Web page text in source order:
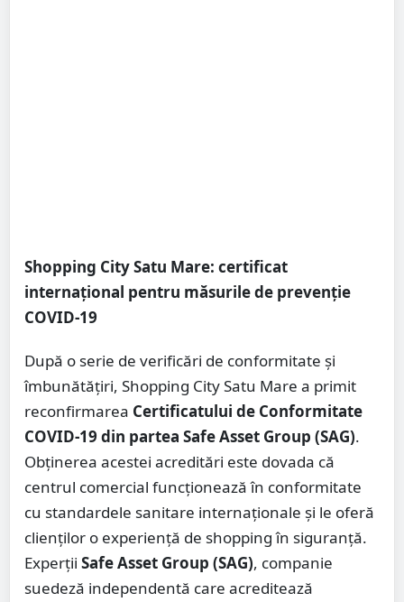
Shopping City Satu Mare: certificat
internațional pentru măsurile de prevenție
COVID-19
După o serie de verificări de conformitate și
îmbunătățiri, Shopping City Satu Mare a primit
reconfirmarea Certificatului de Conformitate
COVID-19 din partea Safe Asset Group (SAG).
Obținerea acestei acreditări este dovada că
centrul comercial funcționează în conformitate
cu standardele sanitare internaționale și le oferă
clienților o experiență de shopping în siguranță.
Experții Safe Asset Group (SAG), companie
suedeză independentă care acreditează